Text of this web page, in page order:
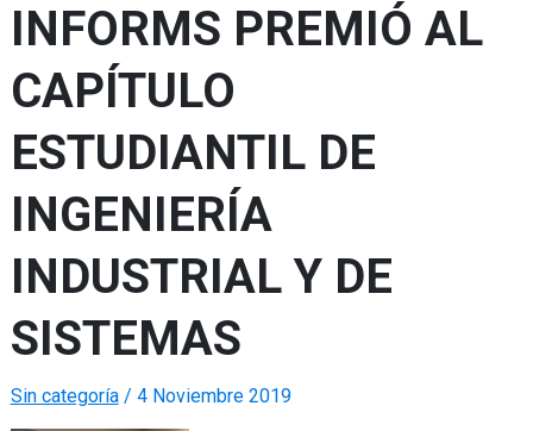
INFORMS PREMIÓ AL
CAPÍTULO
ESTUDIANTIL DE
INGENIERÍA
INDUSTRIAL Y DE
SISTEMAS
Sin categoría/ 4 Noviembre 2019